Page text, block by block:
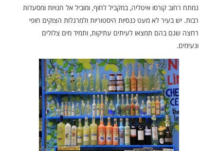
נמתח רחוב קורסו איטליה, במקביל לחוף, ומוביל אל חנויות ומסעדות
רבות. יש בעיר לא מעט כנסיות היסטוריות ולמרגלות הצוקים חופי
רחצה שגם בהם תמצאו לעיתים עתיקות, ותמיד מים צלולים
ונעימים.